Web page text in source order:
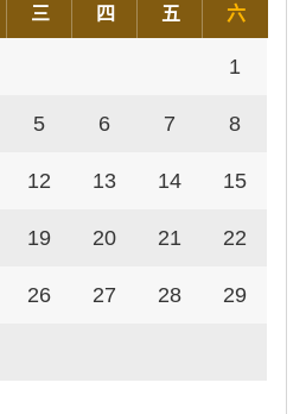
三 四 五 六
1
5 6 7 8
12 13 14 15
19 20 21 22
26 27 28 29